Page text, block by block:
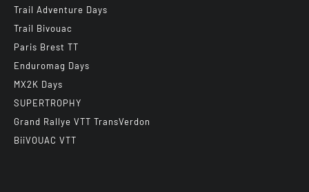
Trail Adventure Days
Trail Bivouac
Paris Brest TT
Enduromag Days
MX2K Days
SUPERTROPHY
Grand Rallye VTT TransVerdon
BiiVOUAC VTT